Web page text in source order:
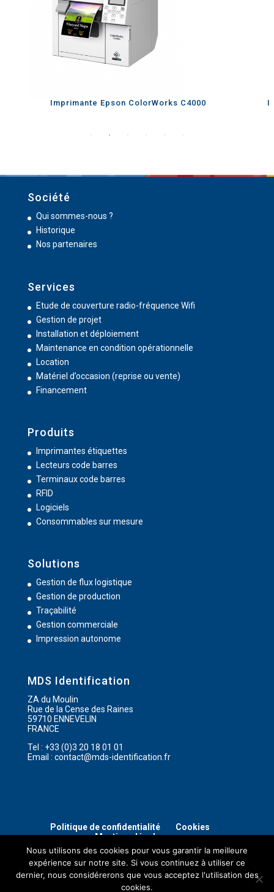
Imprimante Epson ColorWorks C4000
Société
Qui sommes-nous ?
Historique
Nos partenaires
Services
Etude de couverture radio-fréquence Wifi
Gestion de projet
Installation et déploiement
Maintenance en condition opérationnelle
Location
Matériel d’occasion (reprise ou vente)
Financement
Produits
Imprimantes étiquettes
Lecteurs code barres
Terminaux code barres
RFID
Logiciels
Consommables sur mesure
Solutions
Gestion de flux logistique
Gestion de production
Traçabilité
Gestion commerciale
Impression autonome
MDS Identification
ZA du Moulin
Rue de la Cense des Raines
59710 ENNEVELIN
FRANCE
Tel : +33 (0)3 20 18 01 01
Email : contact@mds-identification.fr
Politique de confidentialité
Cookies
Mentions légales
Nous utilisons des cookies pour vous garantir la meilleure
expérience sur notre site. Si vous continuez à utiliser ce
dernier, nous considérerons que vous acceptez l'utilisation des
cookies.